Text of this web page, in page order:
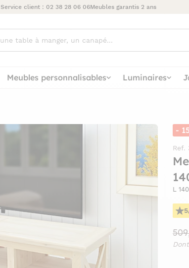
Service client : 02 38 28 06 06Meubles garantis 2 ans
Meubles personnalisables Luminaires
-
Ref.
L